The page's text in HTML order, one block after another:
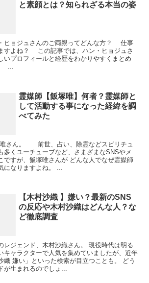
と素顔とは？知られざる本当の姿
ヒョジュさんのご両親ってどんな方？ 仕事
すよね？ この記事では、ハン・ヒョジュさ
いプロフィールと経歴をわかりやすくまとめ
...
霊媒師【飯塚唯】何者？霊媒師と
して活動する事になった経緯を調
べてみた
唯さん。 前世、占い、除霊などスピリチュ
多くユーチューブなど、さまざまなSNSやメ
ですが、飯塚唯さんが どんな人でなぜ霊媒師
になりますよね。 ...
【木村沙織 】嫌い？最新のSNS
の反応や木村沙織はどんな人？な
ど徹底調査
レジェンド、木村沙織さん。 現役時代は明る
キャラクターで人気を集めていましたが、近年
織 嫌い」といった検索が目立つことも。 どう
が生まれるのでしょ...